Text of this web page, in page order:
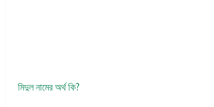
মিদুল নামের অর্থ কি?